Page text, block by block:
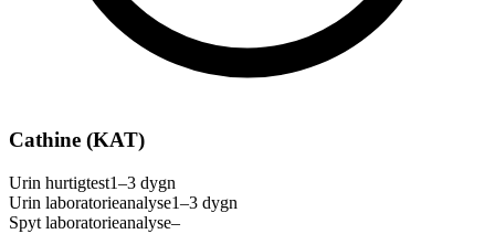
Cathine (KAT)
Urin hurtigtest1–3 dygn
Urin laboratorieanalyse1–3 dygn
Spyt laboratorieanalyse–